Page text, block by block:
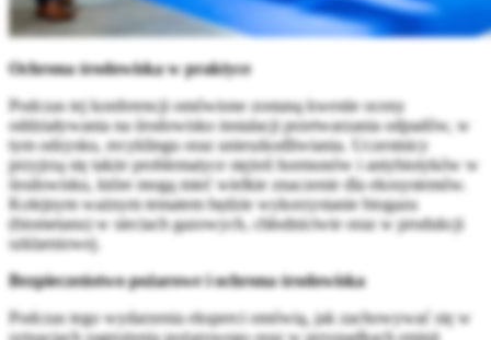
Ochrona środowiska w praktyce
Podczas tej konferencji omówione zostaną kwestie oceny
oddziaływania na środowisko instalacji przetwarzania odpadów, w
tym odzysku, recyklingu oraz unieszkodliwiania. Uczestnicy
przyjrzą się także problematyce stężeń hormonów i antybiotyków w
środowisku, które mogą mieć wielkie znaczenie dla ekosystemów.
Kolejnym ważnym tematem będzie wykorzystanie biogazu
(biometanu) w sieciach gazowych, chłodnictwie oraz w produkcji
szklarniowej.
Bezpieczeństwo pożarowe i ochrona środowiska
Podczas tego wydarzenia eksperci omówią, jak zachowywać się w